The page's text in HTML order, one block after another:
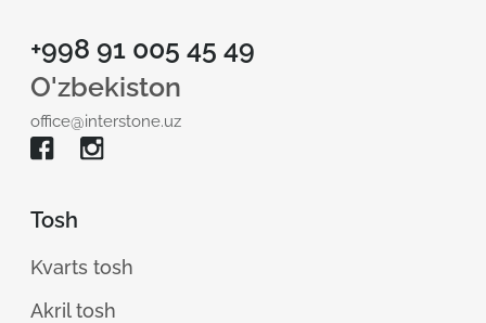
+998 91 005 45 49
O'zbekiston
office@interstone.uz
Tosh
Kvarts tosh
Akril tosh